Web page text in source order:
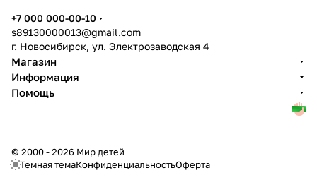
+7 000 000-00-10
s89130000013@gmail.com
г. Новосибирск, ул. Электрозаводская 4
Магазин
Информация
Помощь
© 2000 - 2026 Мир детей
Темная темаКонфиденциальностьОферта